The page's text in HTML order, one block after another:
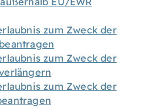
zum Zweck der
zum Zweck der
zum Zweck der